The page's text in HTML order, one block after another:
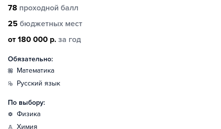
78 проходной балл
25 бюджетных мест
от 180 000 р. за год
Обязательно:
математика
русский язык
По выбору:
физика
химия